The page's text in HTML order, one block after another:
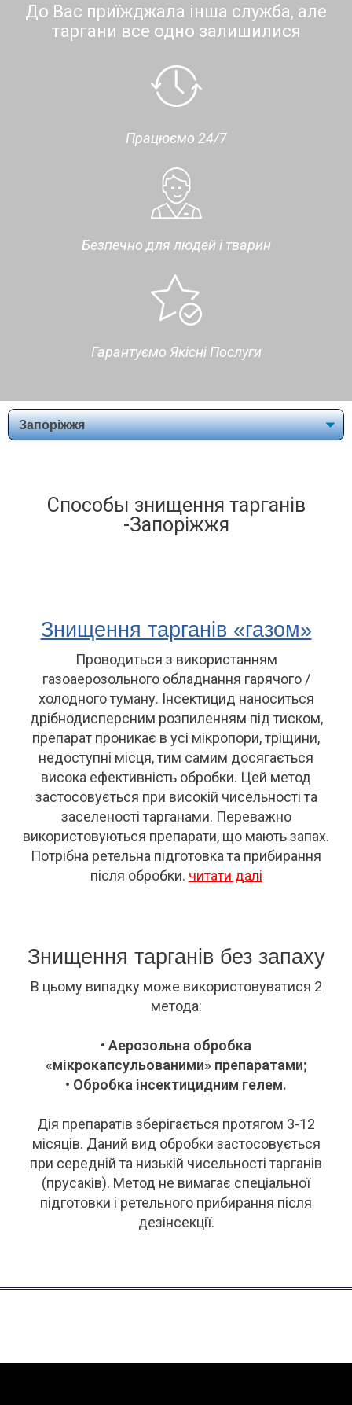
До Вас приїжджала інша служба, але
таргани все одно залишилися
Працюємо 24/7
Безпечно для людей і тварин
Гарантуємо Якісні Послуги
Способы знищення тарганів
-Запоріжжя
Знищення тарганів «газом»
Проводиться з використанням
газоаерозольного обладнання гарячого /
холодного туману. Інсектицид наноситься
дрібнодисперсним розпиленням під тиском,
препарат проникає в усі мікропори, тріщини,
недоступні місця, тим самим досягається
висока ефективність обробки. Цей метод
застосовується при високій чисельності та
заселеності тарганами. Переважно
використовуються препарати, що мають запах.
Потрібна ретельна підготовка та прибирання
після обробки. читати далі
Знищення тарганів без запаху
В цьому випадку може використовуватися 2
метода:
• Аерозольна обробка
«мікрокапсульованими» препаратами;
• Обробка інсектицидним гелем.
Дія препаратів зберігається протягом 3-12
місяців. Даний вид обробки застосовується
при середній та низькій чисельності тарганів
(прусаків). Метод не вимагає спеціальної
підготовки і ретельного прибирання після
дезінсекції.